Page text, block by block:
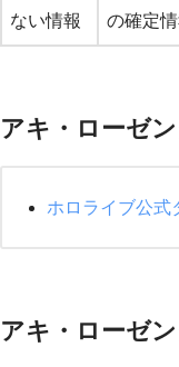
ない情報
の確定
アキ・ローゼ
ホロライブ公式
アキ・ローゼ